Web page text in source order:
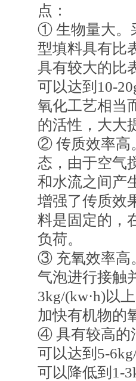
点：
① 生物量大。
型填料具有比
具有较大的比
可以达到10-
氧化工艺相当
的活性，大大
② 传质效率高
态，由于空气
和水流之间产
增强了传质效
料是固定的，
负荷。
③ 充氧效率高
气泡进行接触
3kg/(kw·h)以
加快有机物的
④ 具有较高的
可以达到5-
可以降低到1-